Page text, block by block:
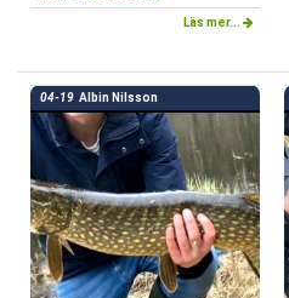
Läs mer...
04-19 Albin Nilsson